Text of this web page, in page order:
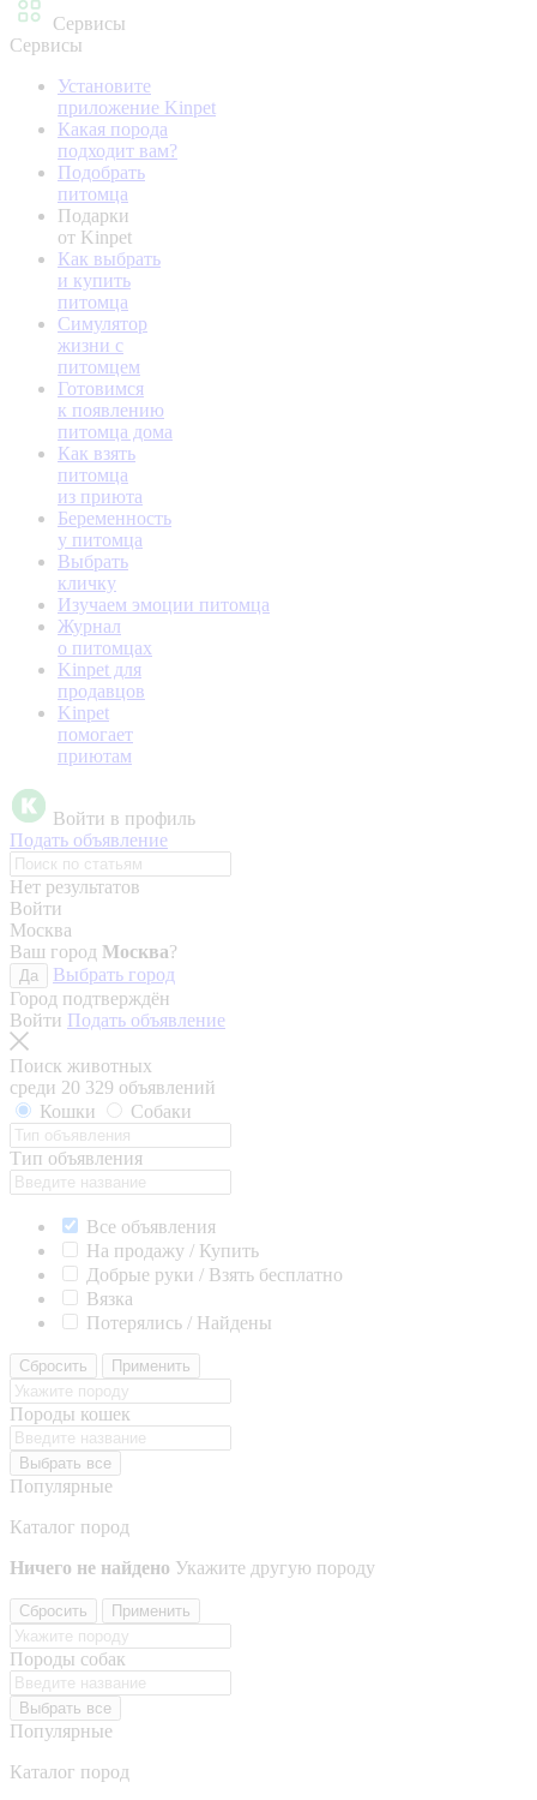
Сервисы
Сервисы
Установите
приложение Kinpet
Какая порода
подходит вам?
Подобрать
питомца
Подарки
от Kinpet
Как выбрать
и купить
питомца
Симулятор
жизни с
питомцем
Готовимся
к появлению
питомца дома
Как взять
питомца
из приюта
Беременность
у питомца
Выбрать
кличку
Изучаем эмоции питомца
Журнал
о питомцах
Kinpet для
продавцов
Kinpet
помогает
приютам
Войти в профиль
Подать объявление
Нет результатов
Войти
Москва
Ваш город Москва?
Да
Выбрать город
Город подтверждён
Войти Подать объявление
Поиск животных
среди 20 329 объявлений
Кошки
Собаки
Тип объявления
Все объявления
На продажу / Купить
Добрые руки / Взять бесплатно
Вязка
Потерялись / Найдены
Сбросить Применить
Породы кошек
Выбрать все
Популярные
Каталог пород
Ничего не найдено Укажите другую породу
Сбросить Применить
Породы собак
Выбрать все
Популярные
Каталог пород